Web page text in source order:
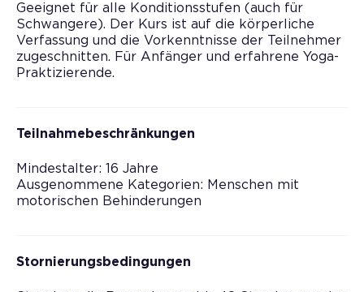
Geeignet für alle Konditionsstufen (auch für
Schwangere). Der Kurs ist auf die körperliche
Verfassung und die Vorkenntnisse der Teilnehmer
zugeschnitten. Für Anfänger und erfahrene Yoga-
Praktizierende.
Teilnahmebeschränkungen
Mindestalter: 16 Jahre
Ausgenommene Kategorien: Menschen mit
motorischen Behinderungen
Stornierungsbedingungen